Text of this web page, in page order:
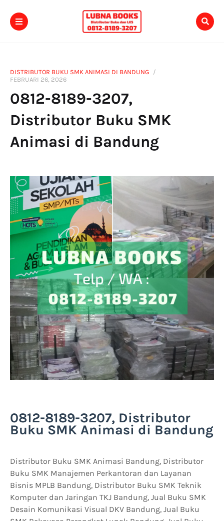
DISTRIBUTOR BUKU SMK ANIMASI DI BANDUNG
FEBRUARI 26, 2026
0812-8189-3207,
Distributor Buku SMK
Animasi di Bandung
0812-8189-3207, Distributor
Buku SMK Animasi di Bandung
Distributor Buku SMK Animasi Bandung, Distributor
Buku SMK Manajemen Perkantoran dan Layanan
Bisnis MPLB Bandung, Distributor Buku SMK Teknik
Komputer dan Jaringan TKJ Bandung, Jual Buku SMK
Desain Komunikasi Visual DKV Bandung, Jual Buku